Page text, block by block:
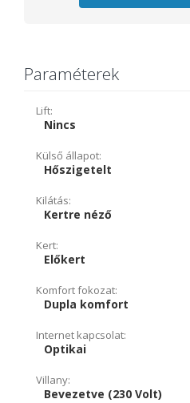
Paraméterek
Lift:
Nincs
Külső állapot:
Hőszigetelt
Kilátás:
Kertre néző
Kert:
Előkert
Komfort fokozat:
Dupla komfort
Internet kapcsolat:
Optikai
Villany:
Bevezetve (230 Volt)